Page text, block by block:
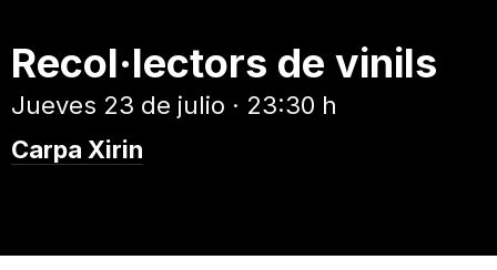
Recol·lectors de vinils
Jueves 23 de julio · 23:30 h
Carpa Xirin